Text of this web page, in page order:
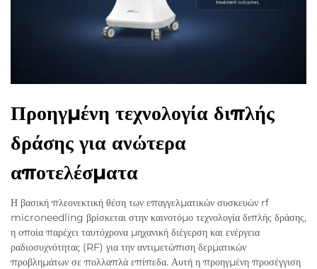
Προηγμένη τεχνολογία διπλής
δράσης για ανώτερα
αποτελέσματα
Η βασική πλεονεκτική θέση των επαγγελματικών συσκευών rf
microneedling βρίσκεται στην καινοτόμο τεχνολογία διπλής δράσης,
η οποία παρέχει ταυτόχρονα μηχανική διέγερση και ενέργεια
ραδιοσυχνότητας (RF) για την αντιμετώπιση δερματικών
προβλημάτων σε πολλαπλά επίπεδα. Αυτή η προηγμένη προσέγγιση